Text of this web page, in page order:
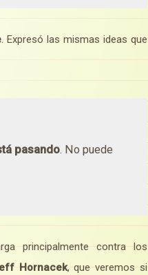
. Expresó las mismas ideas que
pasando. No puede
principalmente contra los
Hornacek, que veremos si